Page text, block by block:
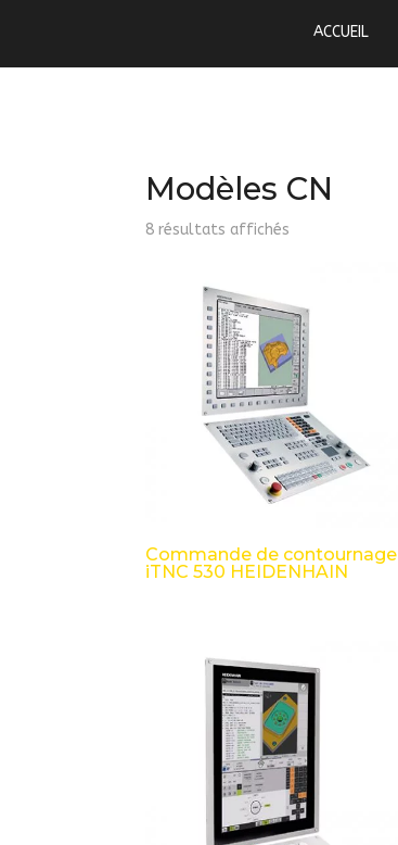
ACCUEIL
Modèles CN
8 résultats affichés
Commande de contournage
iTNC 530 HEIDENHAIN